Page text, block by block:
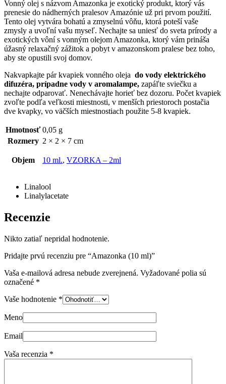
Vonný olej s názvom Amazonka je exotický produkt, ktorý vás
prenesie do nádherných pralesov Amazónie už pri prvom použití.
Tento olej vytvára bohatú a zmyselnú vôňu, ktorá poteší vaše
zmysly a uvoľní vašu myseľ. Nechajte sa uniesť do sveta prírody a
exotických vôní s vonným olejom Amazonka, ktorý vám prináša
úžasný relaxačný zážitok a pobyt v amazonskom pralese bez toho,
aby ste opustili svoj domov.
Nakvapkajte pár kvapiek vonného oleja do vody elektrického
difuzéra, prípadne vody v aromalampe, zapáľte sviečku a
nechajte odparovať. Nenechávajte horieť bez dozoru. Počet kvapiek
zvoľte podľa veľkosti miestnosti, v menších priestoroch postačia
dve kvapky, vo väčších miestnostiach použite 5-8 kvapiek.
Hmotnosť 0,05 g
Rozmery 2 × 2 × 7 cm
Objem 10 ml., VZORKA – 2ml
Linalool
Linalylacetate
Recenzie
Nikto zatiaľ nepridal hodnotenie.
Pridajte prvú recenziu pre “Amazonka (10 ml)”
Vaša e-mailová adresa nebude zverejnená. Vyžadované polia sú
označené *
Vaše hodnotenie *
Meno
Email
Vaša recenzia *